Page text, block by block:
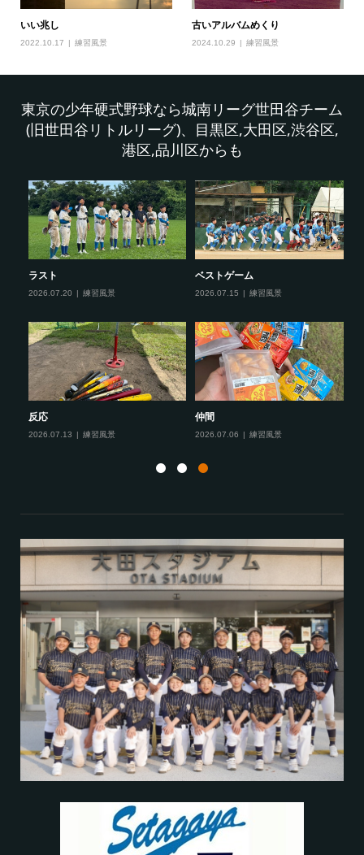
いい兆し
2022.10.17 練習風景
古いアルバムめくり
2024.10.29 練習風景
東京の少年硬式野球なら城南リーグ世田谷チーム
(旧世田谷リトルリーグ)、目黒区,大田区,渋谷区,
港区,品川区からも
ラスト
2026.07.20 練習風景
ベストゲーム
2026.07.15 練習風景
反応
2026.07.13 練習風景
仲間
2026.07.06 練習風景